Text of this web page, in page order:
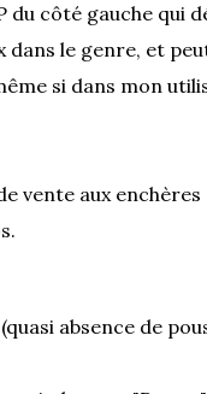
du côté gauche qui
le genre, et
si dans mon
vente aux
absence de